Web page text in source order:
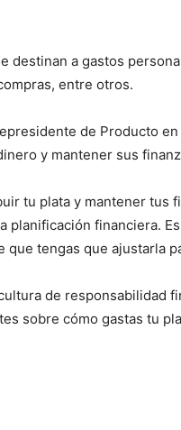
se destinan a gastos
entre otros.
de Producto
y mantener sus
tu plata y mantener tus
planificación financiera.
que tengas que ajustarla
de responsabilidad
sobre cómo gastas tu